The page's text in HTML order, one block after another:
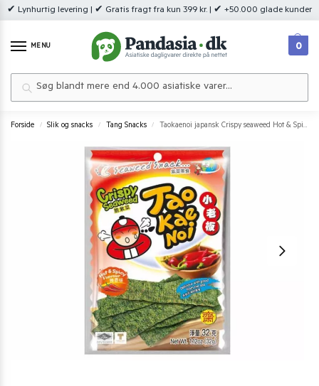
✔ Lynhurtig levering | ✔ Gratis fragt fra kun 399 kr. | ✔ +50.000 glade kunder
MENU 0
Forside / Slik og snacks / Tang Snacks / Taokaenoi japansk Crispy seaweed Hot & Spicy 32 g.